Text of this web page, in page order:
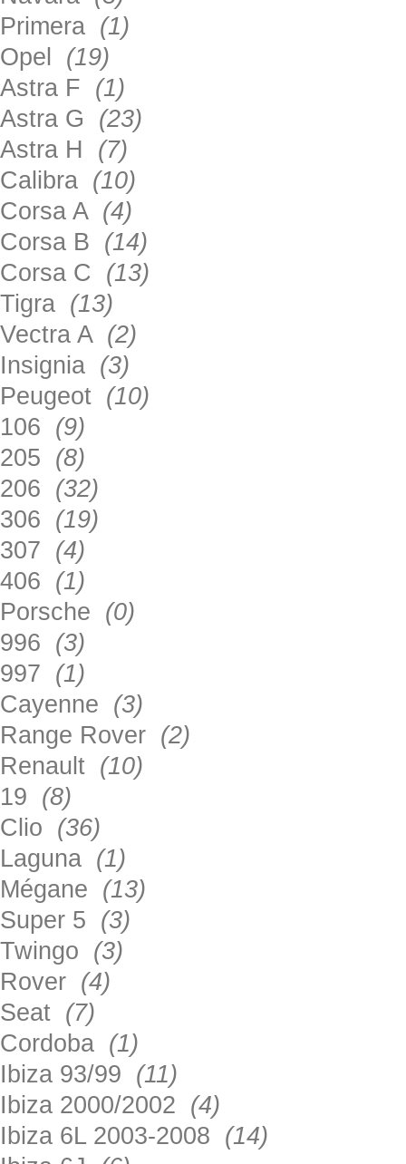
Primera (1)
Opel (19)
Astra F (1)
Astra G (23)
Astra H (7)
Calibra (10)
Corsa A (4)
Corsa B (14)
Corsa C (13)
Tigra (13)
Vectra A (2)
Insignia (3)
Peugeot (10)
106 (9)
205 (8)
206 (32)
306 (19)
307 (4)
406 (1)
Porsche (0)
996 (3)
997 (1)
Cayenne (3)
Range Rover (2)
Renault (10)
19 (8)
Clio (36)
Laguna (1)
Mégane (13)
Super 5 (3)
Twingo (3)
Rover (4)
Seat (7)
Cordoba (1)
Ibiza 93/99 (11)
Ibiza 2000/2002 (4)
Ibiza 6L 2003-2008 (14)